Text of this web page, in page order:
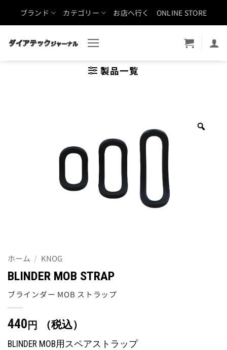
ブランド カテゴリー お店へ行く ONLINE STORE
製品一覧
ホーム / KNOG
BLINDER MOB STRAP
ブラインダー MOB ストラップ
440 円 （税込）
BLINDER MOB用スペアストラップ